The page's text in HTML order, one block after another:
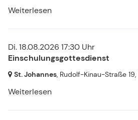
Weiterlesen
Di. 18.08.2026 17:30 Uhr
Einschulungsgottesdienst
St. Johannes, Rudolf-Kinau-Straße 19,
Weiterlesen